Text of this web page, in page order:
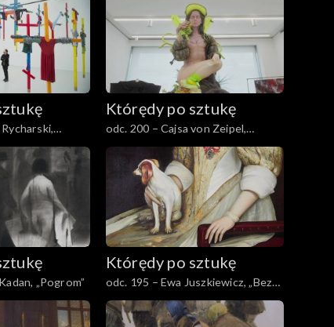
Którędy po sztukę
odc. 200 – Cajsa von Zeipel,
„Przyjaciele z grejpfrutem”
„Pogrom”
Którędy po sztukę
odc. 195 – Ewa Juszkiewicz, „Bez
tytułu (za Abrahamem van den
Templem)”